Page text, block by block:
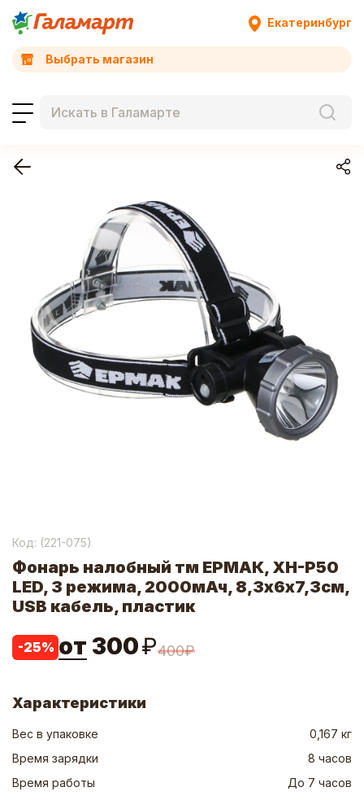
Екатеринбург
Выбрать магазин
Код: (221-075)
Фонарь налобный тм ЕРМАК, XH-P50
LED, 3 режима, 2000мАч, 8,3х6х7,3см,
USB кабель, пластик
-25% от 300₽400₽
Характеристики
Вес в упаковке
0,167 кг
Время зарядки
8 часов
Время работы
До 7 часов